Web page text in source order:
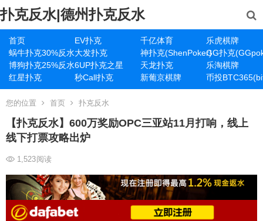
扑克反水|德州扑克反水
首页 EV扑克 千亿体育
乐虎棋牌
蜗牛扑克30%反水大发扑克 神扑克(ShenPoker)GG扑克
博狗扑克25%反水6UP扑克之星 天龙扑克
乐淘棋牌
红星扑克
秒Call扑克 新葡京棋牌 币投
您的位置 首页 扑克反水
【扑克反水】600万奖励OPC三亚站11月打响，线上
线下打票攻略出炉
1,523阅读